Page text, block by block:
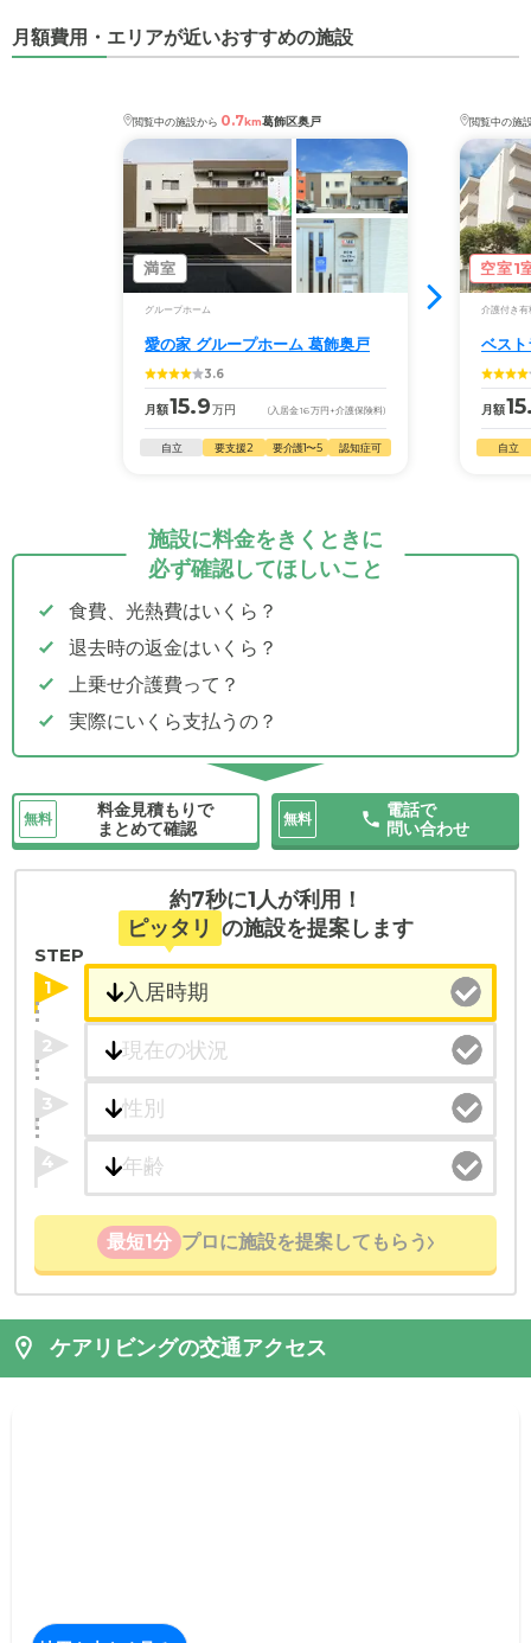
月額費用・エリアが近いおすすめの施設
閲覧中の施設から 0.7km葛飾区奥戸
満室
グループホーム
愛の家 グループホーム 葛飾奥戸
3.6
月額15.9万円 (入居金16万円 +介護保険料)
自立 要支援2 要介護1〜5 認知症可
閲覧中の施
空室1
介護付き有
ベス
月額
自立
施設に料金をきくときに
必ず確認してほしいこと
食費、光熱費はいくら？
退去時の返金はいくら？
上乗せ介護費って？
実際にいくら支払うの？
無料
料金見積もりで
まとめて確認
無料
電話で
問い合わせ
約7秒に1人が利用！
ピッタリ の施設を提案します
STEP
1
2
3
4
最短1分 プロに施設を提案してもらう
ケアリビングの交通アクセス